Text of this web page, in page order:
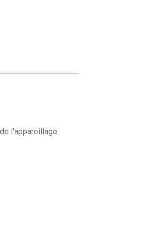
l'appareillage